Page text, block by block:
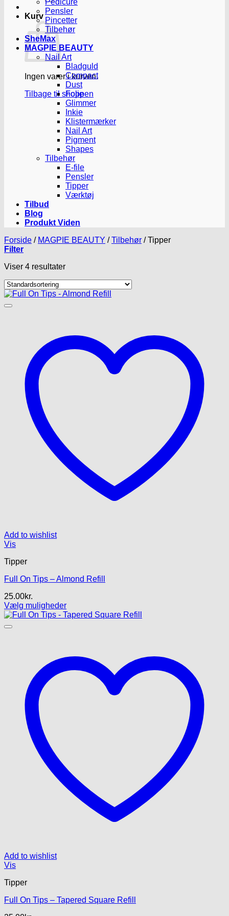
Kurv
Ingen varer i kurven.
Tilbage til shoppen
Pedicure
Pensler
Pincetter
Tilbehør
SheMax
MAGPIE BEAUTY
Nail Art
Bladguld
Compact
Dust
Folie
Glimmer
Inkie
Klistermærker
Nail Art
Pigment
Shapes
Tilbehør
E-file
Pensler
Tipper
Værktøj
Tilbud
Blog
Produkt Viden
Forside / MAGPIE BEAUTY / Tilbehør /Tipper
Filter
Viser 4 resultater
Add to wishlist
Vis
Tipper
Full On Tips – Almond Refill
25.00kr.
Vælg muligheder
Dette
vare
Mulighederne
varesiden
Add to wishlist
Vis
Tipper
Full On Tips – Tapered Square Refill